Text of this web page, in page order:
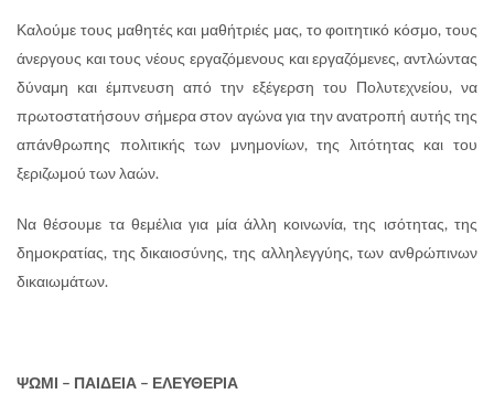
Καλούμε τους μαθητές και μαθήτριές μας, το φοιτητικό κόσμο, τους
άνεργους και τους νέους εργαζόμενους και εργαζόμενες, αντλώντας
δύναμη και έμπνευση από την εξέγερση του Πολυτεχνείου, να
πρωτοστατήσουν σήμερα στον αγώνα για την ανατροπή αυτής της
απάνθρωπης πολιτικής των μνημονίων, της λιτότητας και του
ξεριζωμού των λαών.
Να θέσουμε τα θεμέλια για μία άλλη κοινωνία, της ισότητας, της
δημοκρατίας, της δικαιοσύνης, της αλληλεγγύης, των ανθρώπινων
δικαιωμάτων.
ΨΩΜΙ – ΠΑΙΔΕΙΑ – ΕΛΕΥΘΕΡΙΑ